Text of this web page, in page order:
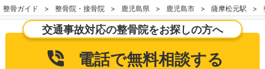
整骨ガイド 整骨院・接骨院 鹿児島県 鹿児島市 薩摩松元駅
交通事故対応の整骨院をお探しの方へ
電話で無料相談する